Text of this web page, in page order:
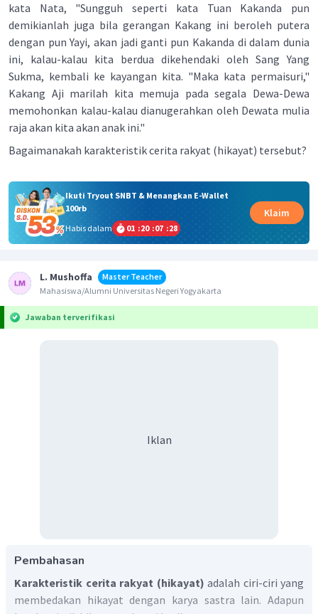
kata Nata, "Sungguh seperti kata Tuan Kakanda pun
demikianlah juga bila gerangan Kakang ini beroleh putera
dengan pun Yayi, akan jadi ganti pun Kakanda di dalam dunia
ini, kalau-kalau kita berdua dikehendaki oleh Sang Yang
Sukma, kembali ke kayangan kita. "Maka kata permaisuri,"
Kakang Aji marilah kita memuja pada segala Dewa-Dewa
memohonkan kalau-kalau dianugerahkan oleh Dewata mulia
raja akan kita akan anak ini."
Bagaimanakah karakteristik cerita rakyat (hikayat) tersebut?
Ikuti Tryout SNBT & Menangkan E-Wallet
100rb
Habis dalam
01 :20 :07 :27
Klaim
L. Mushoffa
Master Teacher
Mahasiswa/Alumni Universitas Negeri Yogyakarta
Jawaban terverifikasi
Iklan
Pembahasan
Karakteristik cerita rakyat (hikayat) adalah ciri-ciri yang
membedakan hikayat dengan karya sastra lain. Adapun